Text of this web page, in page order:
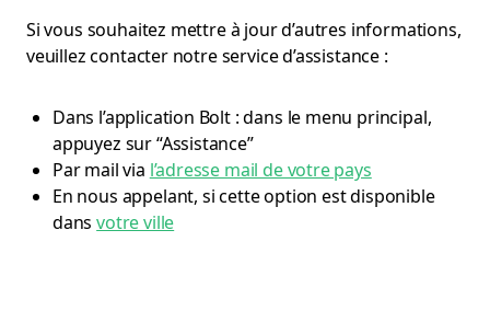
Si vous souhaitez mettre à jour d’autres informations,
veuillez contacter notre service d’assistance :
Dans l’application Bolt : dans le menu principal,
appuyez sur “Assistance”
Par mail via l’adresse mail de votre pays
En nous appelant, si cette option est disponible
dansvotre ville